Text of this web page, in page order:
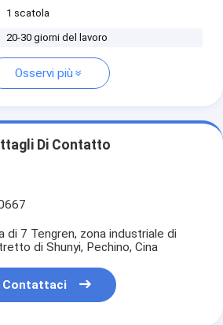
1 scatola
20-30 giorni del lavoro
Osservi più
Di Contatto
di 7 Tengren, zona industriale di
di Shunyi, Pechino, Cina
Contattaci